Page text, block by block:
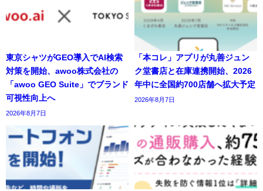
東京シャツがGEO導入でAI検索
対策を開始、awoo株式会社の
「awoo GEO Suite」でブランド
可視性向上へ
2026年8月7日
「本コレ」アプリが丸善ジュン
ク堂書店と在庫連携開始、2026
年中に全国約700店舗へ拡大予定
2026年8月7日